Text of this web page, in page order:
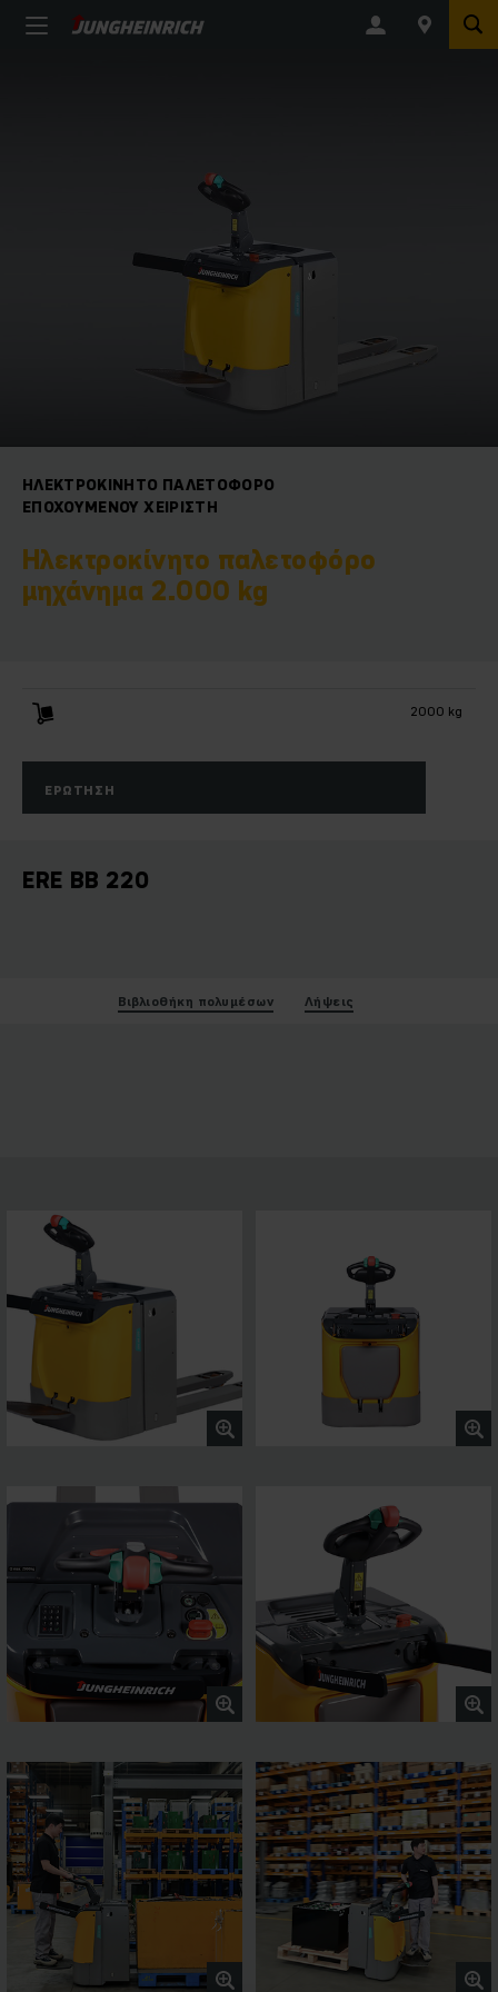
ΗΛΕΚΤΡΟΚΊΝΗΤΟ ΠΑΛΕΤΟΦΌΡΟ
ΕΠΟΧΟΎΜΕΝΟΥ ΧΕΙΡΙΣΤΉ
Ηλεκτροκίνητο παλετοφόρο
μηχάνημα 2.000 kg
2000 kg
ΕΡΏΤΗΣΗ
ERE BB 220
Βιβλιοθήκη πολυμέσων Λήψεις